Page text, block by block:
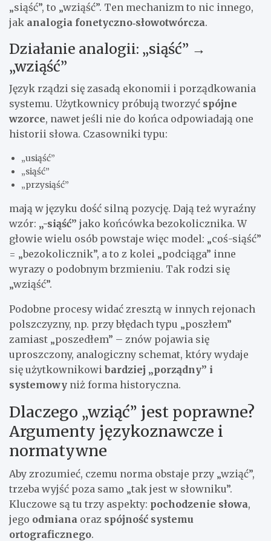
„siąść”, to „wziąść”. Ten mechanizm to nic innego,
jak analogia fonetyczno‑słowotwórcza.
Działanie analogii: „siąść” →
„wziąść”
Język rządzi się zasadą ekonomii i porządkowania
systemu. Użytkownicy próbują tworzyć spójne
wzorce, nawet jeśli nie do końca odpowiadają one
historii słowa. Czasowniki typu:
„usiąść”
„siąść”
„przysiąść”
mają w języku dość silną pozycję. Dają też wyraźny
wzór: „-siąść” jako końcówka bezokolicznika. W
głowie wielu osób powstaje więc model: „coś-siąść”
= „bezokolicznik”, a to z kolei „podciąga” inne
wyrazy o podobnym brzmieniu. Tak rodzi się
„wziąść”.
Podobne procesy widać zresztą w innych rejonach
polszczyzny, np. przy błędach typu „poszłem”
zamiast „poszedłem” – znów pojawia się
uproszczony, analogiczny schemat, który wydaje
się użytkownikowi bardziej „porządny” i
systemowy niż forma historyczna.
Dlaczego „wziąć” jest poprawne?
Argumenty językoznawcze i
normatywne
Aby zrozumieć, czemu norma obstaje przy „wziąć”,
trzeba wyjść poza samo „tak jest w słowniku”.
Kluczowe są tu trzy aspekty: pochodzenie słowa,
jego odmiana oraz spójność systemu
ortograficznego.